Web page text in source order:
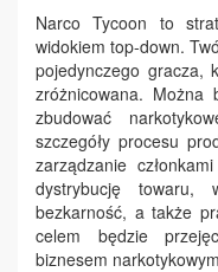
Narco Tycoon to
widokiem top-down.
pojedynczego gracza,
zróżnicowana.
zbudować
szczegóły procesu
zarządzanie
dystrybucję
bezkarność, a także
celem będzie
biznesem